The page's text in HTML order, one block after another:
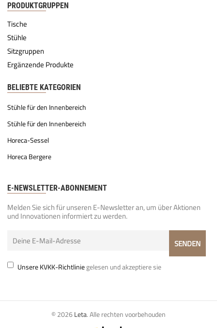
PRODUKTGRUPPEN
Tische
Stühle
Sitzgruppen
Ergänzende Produkte
BELIEBTE KATEGORIEN
Stühle für den Innenbereich
Stühle für den Innenbereich
Horeca-Sessel
Horeca Bergere
E-NEWSLETTER-ABONNEMENT
Melden Sie sich für unseren E-Newsletter an, um über Aktionen
und Innovationen informiert zu werden.
Unsere KVKK-Richtliniegelesen und akzeptiere sie
© 2026 Leta. Alle rechten voorbehouden